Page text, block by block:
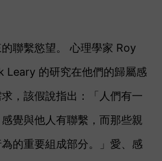
聯繫慾望。 心理學家 Roy
Leary 的研究在他們的歸屬感
，該假說指出：「人們有一
覺與他人有聯繫，而那些親
的重要組成部分。」 愛、感